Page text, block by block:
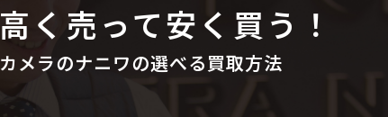
高く売って安く買う！
カメラのナニワの選べる買取方法